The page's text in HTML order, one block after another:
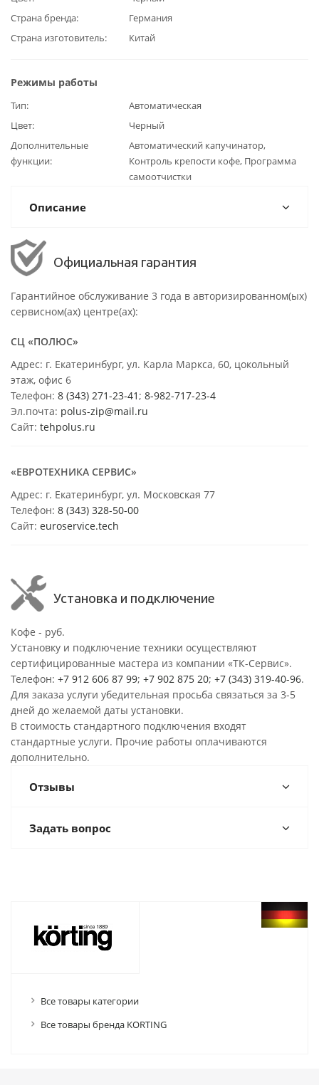
Страна бренда
Германия
Страна изготовитель
Китай
Режимы работы
Тип
Автоматическая
Цвет
Черный
Дополнительные
функции
Автоматический капучинатор,
Контроль крепости кофе, Программа
самоотчистки
Описание
Официальная гарантия
Гарантийное обслуживание 3 года в авторизированном(ых)
сервисном(ах) центре(ах):
СЦ «ПОЛЮС»
Адрес: г. Екатеринбург, ул. Карла Маркса, 60, цокольный
этаж, офис 6
Телефон: 8 (343) 271-23-41 ; 8-982-717-23-4
Эл.почта: polus-zip@mail.ru
Сайт: tehpolus.ru
«ЕВРОТЕХНИКА СЕРВИС»
Адрес: г. Екатеринбург, ул. Московская 77
Телефон: 8 (343) 328-50-00
Сайт: euroservice.tech
Установка и подключение
Кофе - руб.
Установку и подключение техники осуществляют
сертифицированные мастера из компании «ТК-Сервис».
Телефон: +7 912 606 87 99; +7 902 875 20; +7 (343) 319-40-96.
Для заказа услуги убедительная просьба связаться за 3-5
дней до желаемой даты установки.
В стоимость стандартного подключения входят
стандартные услуги. Прочие работы оплачиваются
дополнительно.
Отзывы
Задать вопрос
Все товары категории
Все товары бренда KORTING